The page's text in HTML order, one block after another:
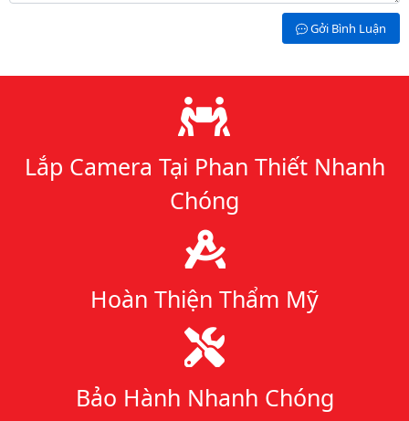
Gởi Bình Luận
Lý do chọn chúng tôi
Lắp Camera Tại Phan Thiết Nhanh
Chóng
Hoàn Thiện Thẩm Mỹ
Bảo Hành Nhanh Chóng